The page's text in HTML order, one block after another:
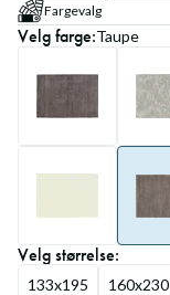
Fargevalg
Velgfarge:Taupe
Velgstørrelse:
133x195 160x230